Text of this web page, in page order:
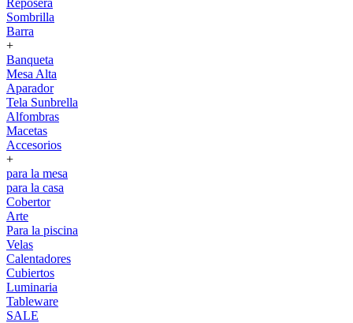
Reposera
Sombrilla
Barra
+
Banqueta
Mesa Alta
Aparador
Tela Sunbrella
Alfombras
Macetas
Accesorios
+
para la mesa
para la casa
Cobertor
Arte
Para la piscina
Velas
Calentadores
Cubiertos
Luminaria
Tableware
SALE